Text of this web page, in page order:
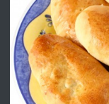
ПРЕДЛАГА